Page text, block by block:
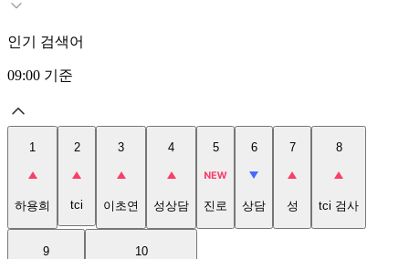
인기 검색어
09:00 기준
1
하용희
2
tci
3
이초연
4
성상담
5
진로
6
상담
7
성
8
tci 검사
9 10